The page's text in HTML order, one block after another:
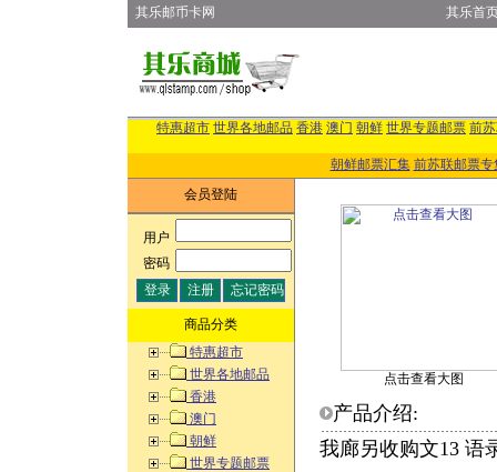
其乐邮币卡网 其乐首
特惠超市 世界各地邮品 香港 澳门 朝鲜 世界专题邮票 前
朝鲜邮票汇集 前苏联邮票专
会员登陆
用户:
密码:
商品分类
特惠超市
世界各地邮品
香港
澳门
朝鲜
世界专题邮票
点击查看大图
产品介绍:
我廊另收购文13 语